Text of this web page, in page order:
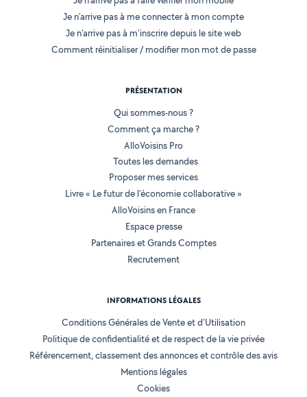
Je n'arrive pas à me connecter à mon compte
Je n'arrive pas à m'inscrire depuis le site web
Comment réinitialiser / modifier mon mot de passe
PRÉSENTATION
Qui sommes-nous ?
Comment ça marche ?
AlloVoisins Pro
Toutes les demandes
Proposer mes services
Livre « Le futur de l'économie collaborative »
AlloVoisins en France
Espace presse
Partenaires et Grands Comptes
Recrutement
INFORMATIONS LÉGALES
Conditions Générales de Vente et d'Utilisation
Politique de confidentialité et de respect de la vie privée
Référencement, classement des annonces et contrôle des avis
Mentions légales
Cookies